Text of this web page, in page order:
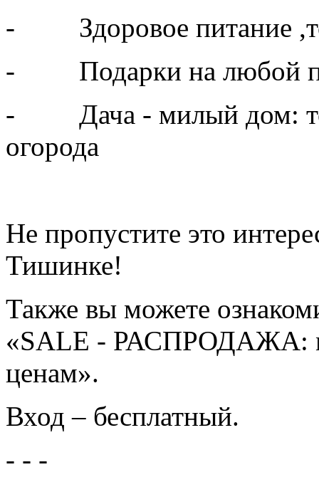
- Здоровое питание
- Подарки на любой
- Дача - милый дом:
огорода
Не пропустите это
Тишинке!
Также вы можете
«SALE - РАСПРОДАЖА:
ценам».
Вход – бесплатный.
- - -